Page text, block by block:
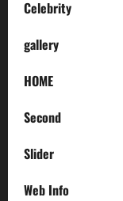
Celebrity
gallery
HOME
Second
Slider
Web Info